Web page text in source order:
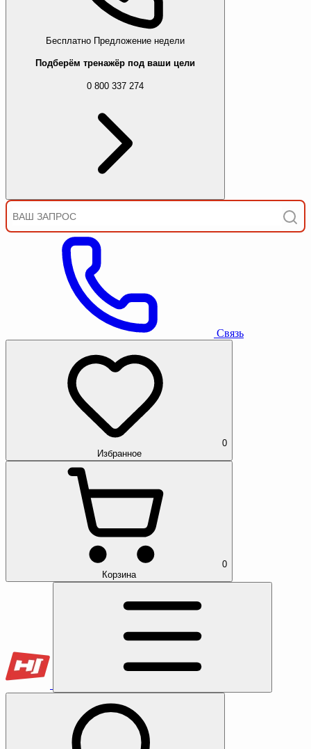
Бесплатно Предложение недели
Подберём тренажёр под ваши цели
0 800 337 274
Связь
0
Избранное
0
Корзина